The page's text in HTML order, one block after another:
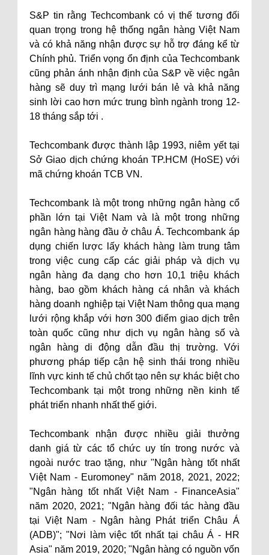
S&P tin rằng Techcombank có vị thế tương đối
quan trọng trong hệ thống ngân hàng Việt Nam
và có khả năng nhận được sự hỗ trợ đáng kể từ
Chính phủ. Triển vọng ổn định của Techcombank
cũng phản ánh nhận định của S&P về việc ngân
hàng sẽ duy trì mạng lưới bán lẻ và khả năng
sinh lời cao hơn mức trung bình ngành trong 12-
18 tháng sắp tới .
Techcombank được thành lập 1993, niêm yết tại
Sở Giao dịch chứng khoán TP.HCM (HoSE) với
mã chứng khoán TCB VN.
Techcombank là một trong những ngân hàng cổ
phần lớn tại Việt Nam và là một trong những
ngân hàng hàng đầu ở châu Á. Techcombank áp
dụng chiến lược lấy khách hàng làm trung tâm
trong việc cung cấp các giải pháp và dịch vụ
ngân hàng đa dạng cho hơn 10,1 triệu khách
hàng, bao gồm khách hàng cá nhân và khách
hàng doanh nghiệp tại Việt Nam thông qua mạng
lưới rộng khắp với hơn 300 điểm giao dịch trên
toàn quốc cũng như dịch vụ ngân hàng số và
ngân hàng di động dẫn đầu thị trường. Với
phương pháp tiếp cận hệ sinh thái trong nhiều
lĩnh vực kinh tế chủ chốt tạo nên sự khác biệt cho
Techcombank tại một trong những nền kinh tế
phát triển nhanh nhất thế giới.
Techcombank nhận được nhiều giải thưởng
danh giá từ các tổ chức uy tín trong nước và
ngoài nước trao tặng, như "Ngân hàng tốt nhất
Việt Nam - Euromoney" năm 2018, 2021, 2022;
"Ngân hàng tốt nhất Việt Nam - FinanceAsia"
năm 2020, 2021; "Ngân hàng đối tác hàng đầu
tại Việt Nam - Ngân hàng Phát triển Châu Á
(ADB)"; "Nơi làm việc tốt nhất tại châu Á - HR
Asia" năm 2019, 2020; "Ngân hàng có nguồn vốn